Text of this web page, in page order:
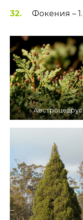
Фокения – 1.
Австроцедруc